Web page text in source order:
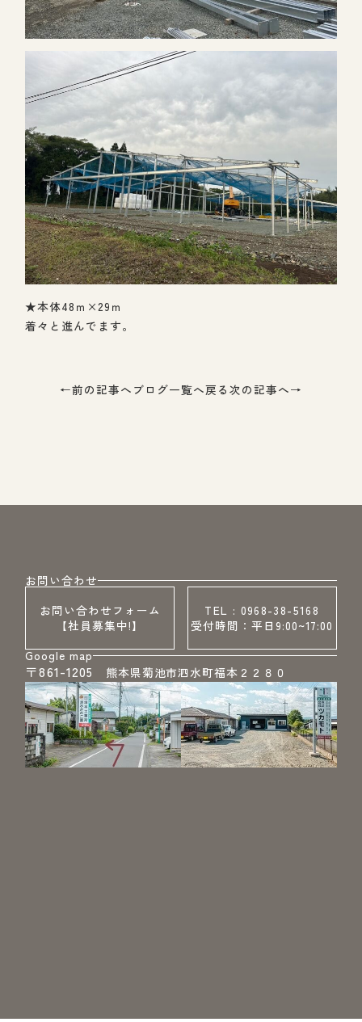
★本体48ｍ×29ｍ
着々と進んでます。
←前の記事へ ブログ一覧へ戻る 次の記事へ→
お問い合わせ
お問い合わせフォーム
【社員募集中!】
TEL : 0968-38-5168
受付時間：平日9:00~17:00
Google map
〒861-1205 熊本県菊池市泗水町福本２２８０